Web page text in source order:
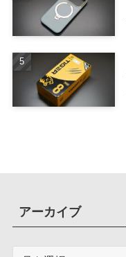
アーカイブ